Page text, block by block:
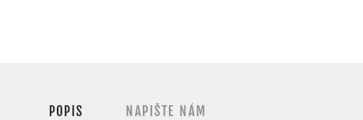
POPIS NAPIŠTE NÁM